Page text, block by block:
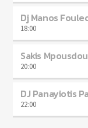
Dj Manos
18:00
Sakis
20:00
DJ Panayiotis
22:00